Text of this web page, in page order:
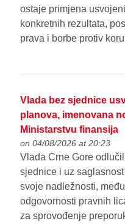
ostaje primjena
konkretnih rezultata,
prava i borbe protiv
Vlada bez sjednice
planova, imenovana
Ministarstvu finansija
on 04/08/2026 at 20:23
Vlada Crne Gore
sjednice i uz
svoje nadležnosti,
odgovornosti pravnih
za sprovođenje